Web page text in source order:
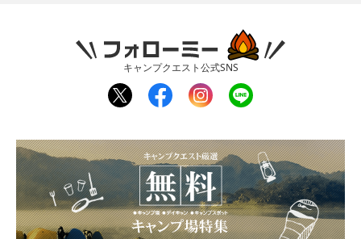
キャンプクエスト公式SNS
twit
ter
fac
ebo
inst
agr
line